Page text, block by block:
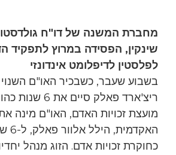
מחברת המשנה של דו"ח
שינקין, הפסידה במרוץ לתפקיד
לפלסטין לדיפלומט אינדונזי
בשבוע שעבר, כשבכיר האו"ם
ריצ'ארד פאלק סיים
מועצת זכויות האדם, האו"ם מינה
כחוקרת זכויות אדם. הזוג מנהל